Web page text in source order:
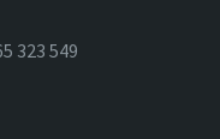
323 549